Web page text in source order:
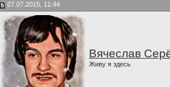
07.07.2015, 11:44
Вячеслав
Живу я здесь